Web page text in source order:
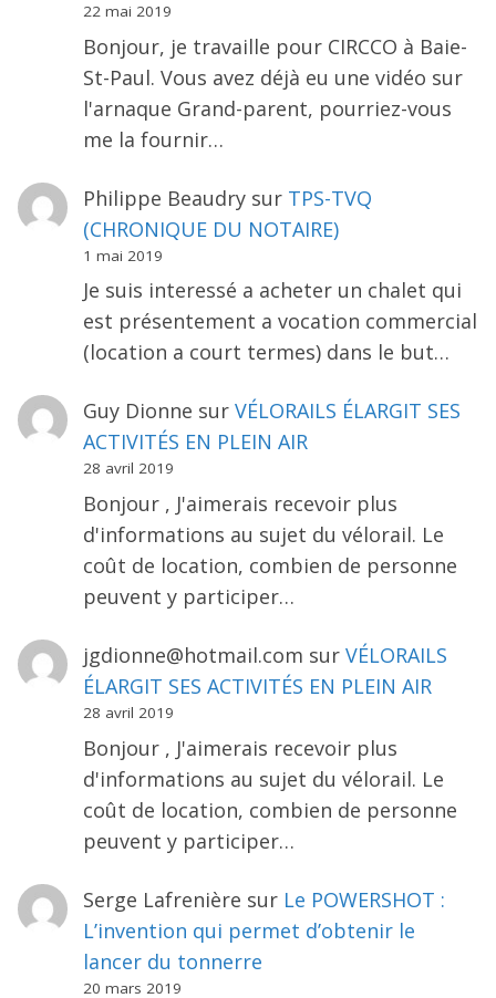
22 mai 2019
Bonjour, je travaille pour CIRCCO à Baie-
St-Paul. Vous avez déjà eu une vidéo sur
l'arnaque Grand-parent, pourriez-vous
me la fournir…
Philippe Beaudrysur TPS-TVQ
(CHRONIQUE DU NOTAIRE)
1 mai 2019
Je suis interessé a acheter un chalet qui
est présentement a vocation commercial
(location a court termes) dans le but…
Guy Dionne sur VÉLORAILS ÉLARGIT SES
ACTIVITÉS EN PLEIN AIR
28 avril 2019
Bonjour , J'aimerais recevoir plus
d'informations au sujet du vélorail. Le
coût de location, combien de personne
peuvent y participer…
jgdionne@hotmail.com sur VÉLORAILS
ÉLARGIT SES ACTIVITÉS EN PLEIN AIR
28 avril 2019
Bonjour , J'aimerais recevoir plus
d'informations au sujet du vélorail. Le
coût de location, combien de personne
peuvent y participer…
Serge Lafrenière sur Le POWERSHOT :
L’invention qui permet d’obtenir le
lancer du tonnerre
20 mars 2019